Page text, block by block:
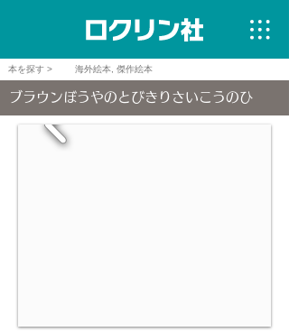
本を探す > 海外絵本, 傑作絵本
ブラウンぼうやのとびきりさいこうのひ